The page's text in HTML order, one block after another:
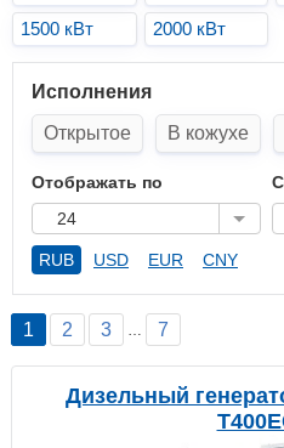
1500 кВт
2000 кВт
Исполнения
Открытое
В кожухе
Отображать по
24
RUB USD EUR CNY
1 2 3 … 7
Дизельный